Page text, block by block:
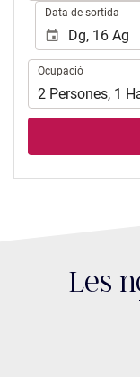
Data de sortida
Ocupació
Ocupació
2 Persones, 1
Les